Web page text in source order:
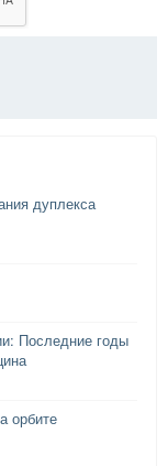
дуплекса
Последние годы
орбите